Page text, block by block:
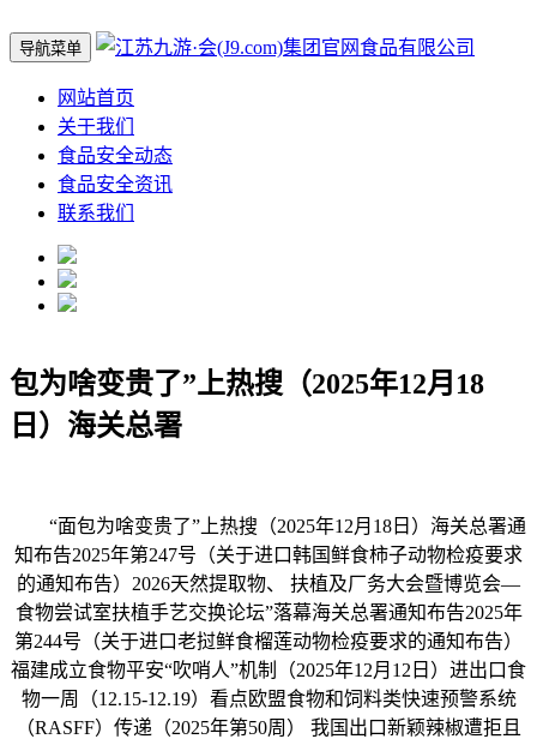
导航菜单
网站首页
关于我们
食品安全动态
食品安全资讯
联系我们
包为啥变贵了”上热搜（2025年12月18
日）海关总署
“面包为啥变贵了”上热搜（2025年12月18日）海关总署通
知布告2025年第247号（关于进口韩国鲜食柿子动物检疫要求
的通知布告）2026天然提取物、 扶植及厂务大会暨博览会—
食物尝试室扶植手艺交换论坛”落幕海关总署通知布告2025年
第244号（关于进口老挝鲜食榴莲动物检疫要求的通知布告）
福建成立食物平安“吹哨人”机制（2025年12月12日）进出口食
物一周（12.15-12.19）看点欧盟食物和饲料类快速预警系统
（RASFF）传递（2025年第50周） 我国出口新颖辣椒遭拒且